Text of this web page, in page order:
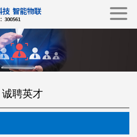
诚聘英才